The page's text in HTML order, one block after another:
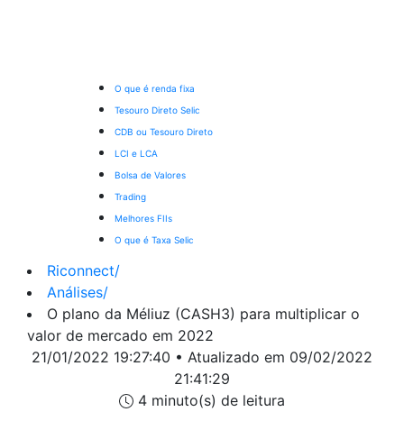
O que é renda fixa
Tesouro Direto Selic
CDB ou Tesouro Direto
LCI e LCA
Bolsa de Valores
Trading
Melhores FIIs
O que é Taxa Selic
Riconnect/
Análises/
O plano da Méliuz (CASH3) para multiplicar o
valor de mercado em 2022
21/01/2022 19:27:40 • Atualizado em 09/02/2022
21:41:29
4 minuto(s) de leitura